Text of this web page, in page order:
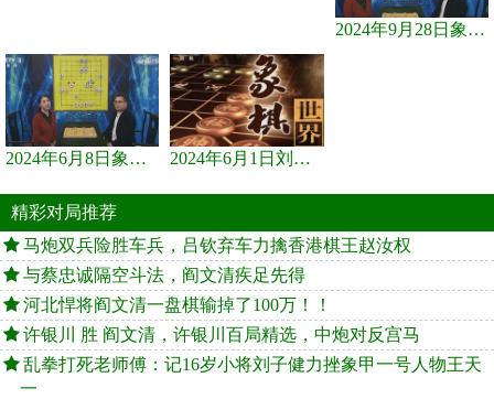
2024年9月28日象棋世界栏目，刘君、蒋川讲解了第九届杨官璘杯象棋...
2024年6月8日象棋世界，刘君、蒋川讲解了第九届杨官璘杯全国象棋... 2024年6月1日刘君、蒋川讲解第三届上海杯象棋大师赛谢靖与李少庚...
精彩对局推荐
马炮双兵险胜车兵，吕钦弃车力擒香港棋王赵汝权
与蔡忠诚隔空斗法，阎文清疾足先得
河北悍将阎文清一盘棋输掉了100万！！
许银川 胜 阎文清，许银川百局精选，中炮对反宫马
乱拳打死老师傅：记16岁小将刘子健力挫象甲一号人物王天
一